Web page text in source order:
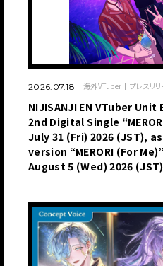
2026.07.18 海外VTuber プレスリリ
NIJISANJI EN VTuber Unit
2nd Digital Single
July 31 (Fri) 2026 (JST),
version “MERORI (For
August 5 (Wed) 2026